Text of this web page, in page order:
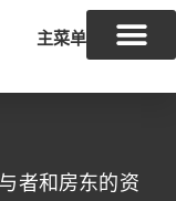
主菜单
者和房东的资